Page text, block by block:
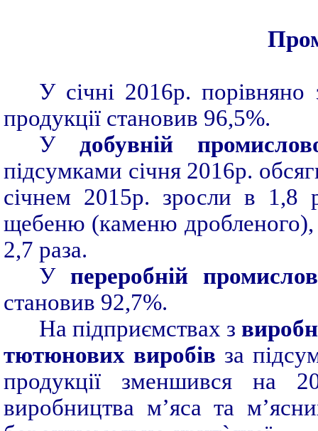
У січні 2016р. порівняно
продукції становив 96,5%.
Удобувній
підсумками січня 2016р.
січнем 2015р. зросли в 1,8
щебеню (каменю дробленого),
2,7 раза.
Упереробній
становив 92,7%.
На підприємствах з
тютюнових виробів за
продукції зменшився на
виробництва м’яса та